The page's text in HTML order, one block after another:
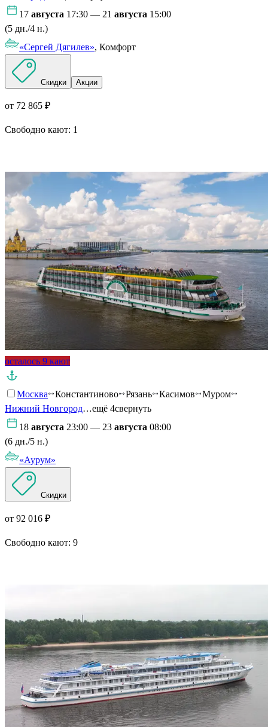
17 августа 17:30 — 21 августа 15:00
(5 дн./4 н.)
«Сергей Дягилев», Комфорт
Скидки Акции
от 72 865 ₽
Свободно кают: 1
осталось 9 кают
Москва Константиново Рязань Касимов
Муром
Нижний Новгород…ещё 4свернуть
18 августа 23:00 — 23 августа 08:00
(6 дн./5 н.)
«Аурум»
Скидки
от 92 016 ₽
Свободно кают: 9